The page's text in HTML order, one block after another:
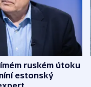
ruském útoku
estonský